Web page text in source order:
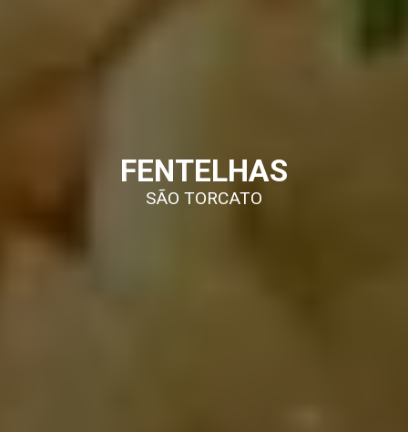
FENTELHAS
SÃO TORCATO